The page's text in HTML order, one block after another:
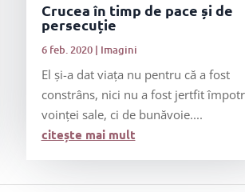
Crucea în timp de pace și de
persecuție
6 feb. 2020| Imagini
El și-a dat viața nu pentru că a fost
constrâns, nici nu a fost jertfit
voinței sale, ci de bunăvoie....
citește mai mult